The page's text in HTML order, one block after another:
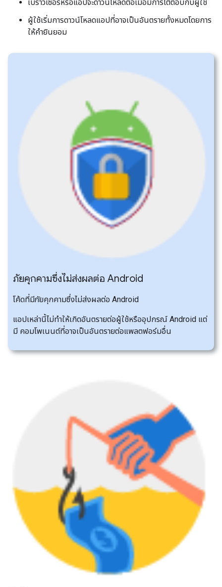
เบราว์เซอร์หรือแอปจะดาวน์โหลดต่อเมื่อมีการโต้ตอบกับผู้ใช้
ผู้ใช้เริ่มการดาวน์โหลดแอปที่อาจเป็นอันตรายทั้งหมดโดยการ
ให้คำยินยอม
ภัยคุกคามซึ่งไม่ส่งผลต่อ Android
โค้ดที่มีภัยคุกคามซึ่งไม่ส่งผลต่อ Android
แอปเหล่านี้ไม่ทำให้เกิดอันตรายต่อผู้ใช้หรืออุปกรณ์ Android แต่
มี คอมโพเนนต์ที่อาจเป็นอันตรายต่อแพลตฟอร์มอื่น